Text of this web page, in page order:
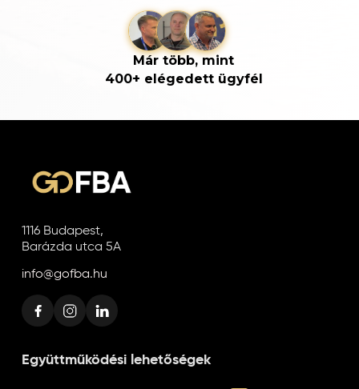
Már több, mint
400+ elégedett ügyfél
1116 Budapest,
Barázda utca 5A
info@gofba.hu
Együttműködési lehetőségek